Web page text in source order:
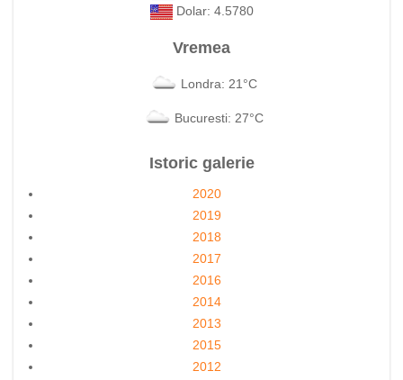
Dolar: 4.5780
Vremea
Londra: 21°C
Bucuresti: 27°C
Istoric galerie
2020
2019
2018
2017
2016
2014
2013
2015
2012